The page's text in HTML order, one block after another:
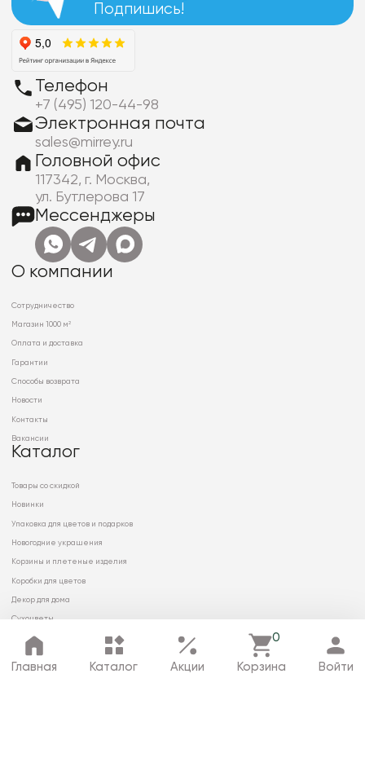
Главная Каталог Акции
0
Корзина Войти
Подпишись!
Телефон
+7 (495) 120-44-98
Электронная почта
sales@mirrey.ru
Головной офис
117342, г. Москва,
ул. Бутлерова 17
Мессенджеры
О компании
Сотрудничество
Магазин 1000 м²
Оплата и доставка
Гарантии
Способы возврата
Новости
Контакты
Вакансии
Каталог
Товары со скидкой
Новинки
Упаковка для цветов и подарков
Новогодние украшения
Корзины и плетеные изделия
Коробки для цветов
Декор для дома
Сухоцветы
© 2026 ООО «МИРРЭЙ»